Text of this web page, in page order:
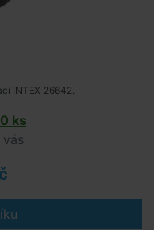
INTEX 26642.
ks